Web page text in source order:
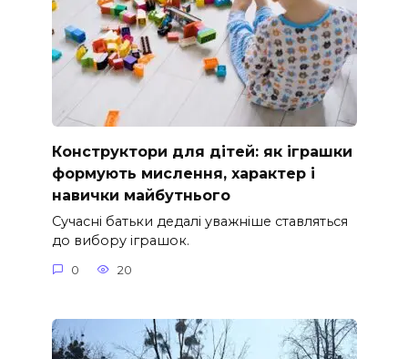
Конструктори для дітей: як іграшки
формують мислення, характер і
навички майбутнього
Сучасні батьки дедалі уважніше ставляться
до вибору іграшок.
0 20